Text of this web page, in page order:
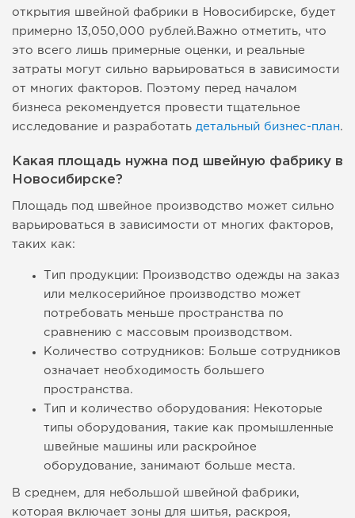
открытия швейной фабрики в Новосибирске, будет
примерно 13,050,000 рублей.Важно отметить, что
это всего лишь примерные оценки, и реальные
затраты могут сильно варьироваться в зависимости
от многих факторов. Поэтому перед началом
бизнеса рекомендуется провести тщательное
исследование и разработать детальный бизнес-план.
Какая площадь нужна под швейную фабрику в
Новосибирске?
Площадь под швейное производство может сильно
варьироваться в зависимости от многих факторов,
таких как:
Тип продукции: Производство одежды на заказ
или мелкосерийное производство может
потребовать меньше пространства по
сравнению с массовым производством.
Количество сотрудников: Больше сотрудников
означает необходимость большего
пространства.
Тип и количество оборудования: Некоторые
типы оборудования, такие как промышленные
швейные машины или раскройное
оборудование, занимают больше места.
В среднем, для небольшой швейной фабрики,
которая включает зоны для шитья, раскроя,